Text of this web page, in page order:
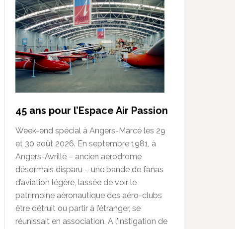
45 ans pour l’Espace Air Passion
Week-end spécial à Angers-Marcé les 29
et 30 août 2026. En septembre 1981, à
Angers-Avrillé – ancien aérodrome
désormais disparu – une bande de fanas
d’aviation légère, lassée de voir le
patrimoine aéronautique des aéro-clubs
être détruit ou partir à l’étranger, se
réunissait en association. A l’instigation de